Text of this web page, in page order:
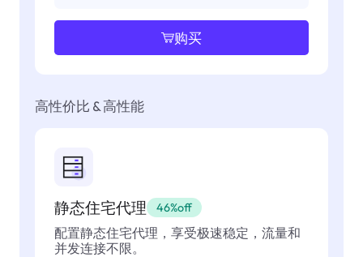
购买
高性价比 & 高性能
静态住宅代理 46%off
配置静态住宅代理，享受极速稳定，流量和
并发连接不限。